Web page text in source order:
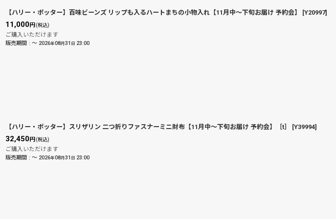
【ハリー・ポッター】百味ビーンズ リップも入るハートまちの小物入れ【11月中〜下旬お届け 予約会】 [Y20997]
11,000円 (税込)
ご購入いただけます
販売期間 : ～ 2026年08月 31 日 23:00
【ハリー・ポッター】スリザリン 二つ折りファスナーミニ財布【11月中〜下旬お届け 予約会】［t］ [Y39994]
32,450円 (税込)
ご購入いただけます
販売期間 : ～ 2026年08月 31 日 23:00